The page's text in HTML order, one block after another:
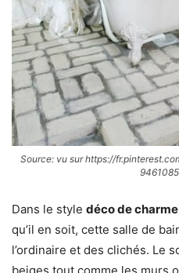
Source: vu sur https://
Dans le style déco de
qu’il en soit, cette salle de
l’ordinaire et des clichés. Le